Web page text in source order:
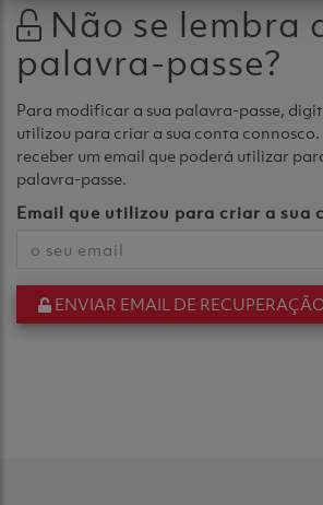
Não se lembra
palavra-passe?
Para modificar a sua palavra-passe,
utilizou para criar a sua conta connosco.
receber um email que poderá utilizar
palavra-passe.
Email que utilizou para criar a sua
ENVIAR EMAIL DE